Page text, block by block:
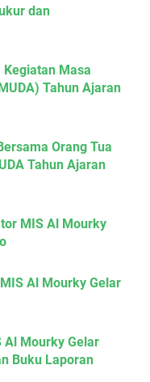
dan
Masa
Tahun Ajaran
Orang Tua
Tahun Ajaran
MIS Al Mourky
Al Mourky Gelar
Al Mourky Gelar
Buku Laporan